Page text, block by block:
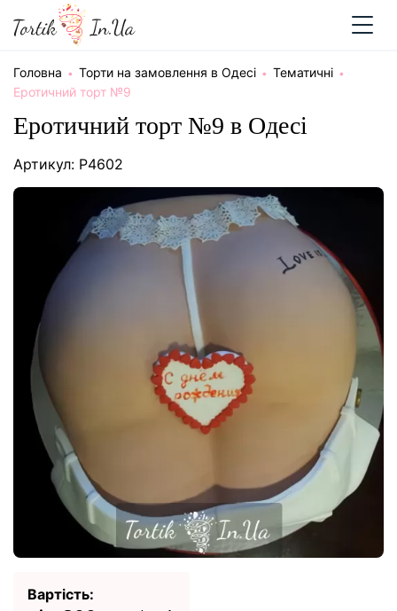
Головна Торти на замовлення в Одесі
Тематичні
Еротичний торт №9
Еротичний торт №9 в Одесі
Артикул: P4602
Вартість: